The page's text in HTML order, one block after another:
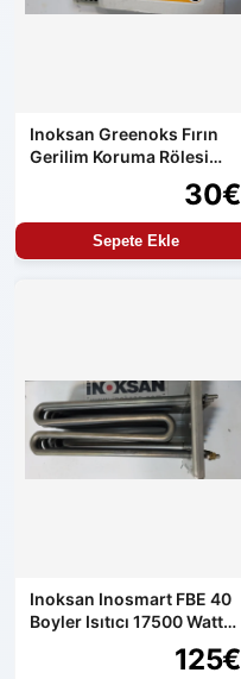
Inoksan Greenoks Fırın
Gerilim Koruma Rölesi
Orijinal Yedek Parça30€
Sepete Ekle
Inoksan Inosmart FBE 40
Boyler Isıtıcı 17500 Watt
Orijinal Yedek Parça125€